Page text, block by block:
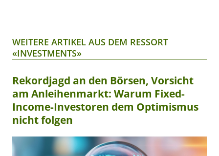
WEITERE ARTIKEL AUS DEM RESSORT
«INVESTMENTS»
Rekordjagd an den Börsen, Vorsicht
am Anleihenmarkt: Warum Fixed-
Income-Investoren dem Optimismus
nicht folgen